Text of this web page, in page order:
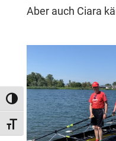
Umschalten auf hohe
Schrift vergrößern
Aber auch Ciara